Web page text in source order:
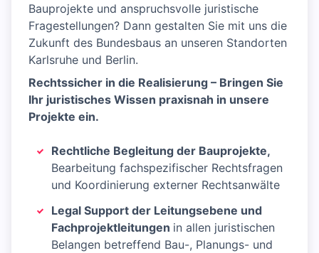
Bauprojekte und anspruchsvolle juristische
Fragestellungen? Dann gestalten Sie mit uns die
Zukunft des Bundesbaus an unseren Standorten
Karlsruhe und Berlin.
Rechtssicher in die Realisierung – Bringen Sie
Ihr juristisches Wissen praxisnah in unsere
Projekte ein.
Rechtliche Begleitung der Bauprojekte,
Bearbeitung fachspezifischer Rechtsfragen
und Koordinierung externer Rechtsanwälte
Legal Support der Leitungsebene und
Fachprojektleitungen in allen juristischen
Belangen betreffend Bau-, Planungs- und